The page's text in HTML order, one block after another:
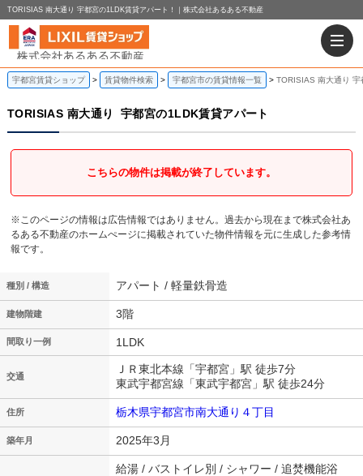
TORISIAS 南大通り 宇都宮の1LDK賃貸アパート！｜株式会社あるある不動産
宇都宮賃貸ショップ 賃貸物件検索 宇都宮市の賃貸情報一覧 TORISIAS 南大通り
TORISIAS 南大通り 宇都宮の1LDK賃貸アパート
こちらの物件は掲載が終了しています。
※このページの情報は広告情報ではありません。過去から現在まで株式会社あ
るある不動産のホームぺージに掲載されていた物件情報を元に生成した参考情
報です。
種別 / 構造 アパート / 軽量鉄骨造
建物階建 3階
間取り一例 1LDK
交通
ＪＲ東北本線「宇都宮」駅 徒歩7分
東武宇都宮線「東武宇都宮」駅 徒歩24分
住所 栃木県宇都宮市南大通り４丁目
築年月 2025年3月
給湯 / バストイレ別 / シャワー / 追焚機能浴